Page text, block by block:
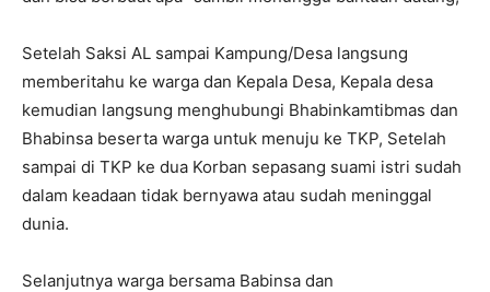
Setelah Saksi AL sampai Kampung/Desa langsung
memberitahu ke warga dan Kepala Desa, Kepala desa
kemudian langsung menghubungi Bhabinkamtibmas dan
Bhabinsa beserta warga untuk menuju ke TKP, Setelah
sampai di TKP ke dua Korban sepasang suami istri sudah
dalam keadaan tidak bernyawa atau sudah meninggal
dunia.
Selanjutnya warga bersama Babinsa dan